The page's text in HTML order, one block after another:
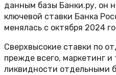
данным базы Банки.ру, он
ключевой ставки Банка
менялась с октября 2024
Сверхвысокие ставки по
прежде всего, маркетинг
ликвидности отдельными